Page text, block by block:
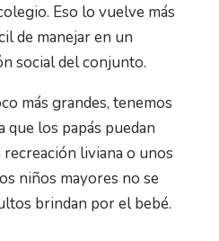
Eso lo vuelve más
de manejar en un
social del conjunto.
más grandes, tenemos
los papás puedan
liviana o unos
niños mayores no se
brindan por el bebé.